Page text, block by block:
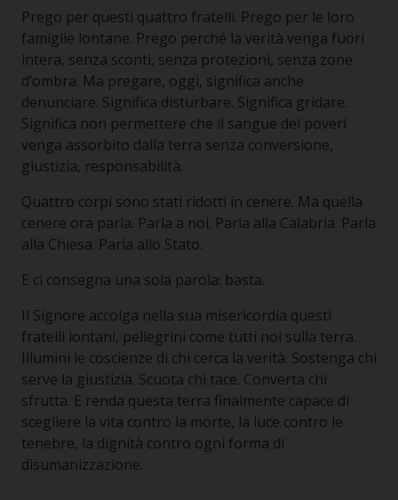
Prego per questi quattro fratelli. Prego per le loro
famiglie lontane. Prego perché la verità venga fuori
intera, senza sconti, senza protezioni, senza zone
d’ombra. Ma pregare, oggi, significa anche
denunciare. Significa disturbare. Significa gridare.
Significa non permettere che il sangue dei poveri
venga assorbito dalla terra senza conversione,
giustizia, responsabilità.
Quattro corpi sono stati ridotti in cenere. Ma quella
cenere ora parla. Parla a noi. Parla alla Calabria. Parla
alla Chiesa. Parla allo Stato.
E ci consegna una sola parola: basta.
Il Signore accolga nella sua misericordia questi
fratelli lontani, pellegrini come tutti noi sulla terra.
Illumini le coscienze di chi cerca la verità. Sostenga chi
serve la giustizia. Scuota chi tace. Converta chi
sfrutta. E renda questa terra finalmente capace di
scegliere la vita contro la morte, la luce contro le
tenebre, la dignità contro ogni forma di
disumanizzazione.